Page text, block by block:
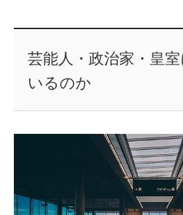
芸能人・政治家・皇
いるのか